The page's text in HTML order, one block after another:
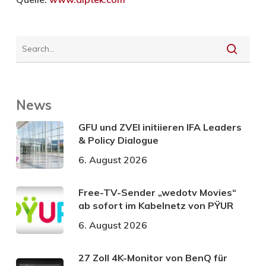
News
GFU und ZVEI initiieren IFA Leaders
& Policy Dialogue
6. August 2026
Free-TV-Sender „wedotv Movies“
ab sofort im Kabelnetz von PŸUR
6. August 2026
27 Zoll 4K-Monitor von BenQ für